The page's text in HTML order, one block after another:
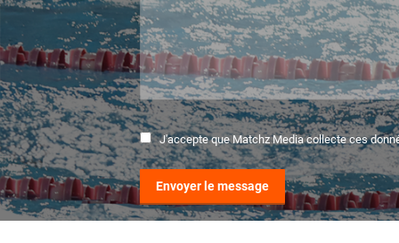
J'accepte que Matchz Media collecte ces
Envoyer le message